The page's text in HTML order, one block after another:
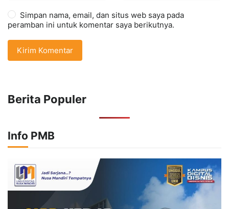
Simpan nama, email, dan situs web saya pada
peramban ini untuk komentar saya berikutnya.
Berita Populer
Info PMB